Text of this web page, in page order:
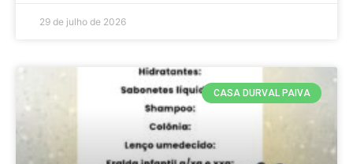
29 de julho de 2026
CASA DURVAL PAIVA